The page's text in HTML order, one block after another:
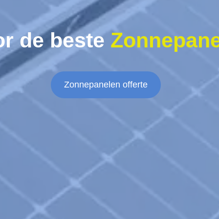
de beste
Zonnepanelen offerte